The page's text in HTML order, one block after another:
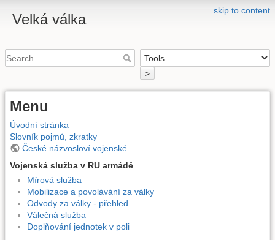
skip to content
Velká válka
>
Menu
Úvodní stránka
Slovník pojmů, zkratky
České názvosloví vojenské
Vojenská služba v RU armádě
Mírová služba
Mobilizace a povolávání za války
Odvody za války - přehled
Válečná služba
Doplňování jednotek v poli